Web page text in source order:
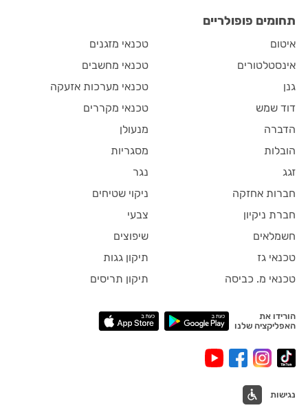
תחומים פופולריים
איטום
אינסטלטורים
גנן
דוד שמש
הדברה
הובלות
זגג
חברות אחזקה
חברת ניקיון
חשמלאים
טכנאי גז
טכנאי מ. כביסה
טכנאי מזגנים
טכנאי מחשבים
טכנאי מערכות אזעקה
טכנאי מקררים
מנעולן
מסגריות
נגר
ניקוי שטיחים
צבעי
שיפוצים
תיקון גגות
תיקון תריסים
הורידו את
האפליקציה שלנו
נגישות